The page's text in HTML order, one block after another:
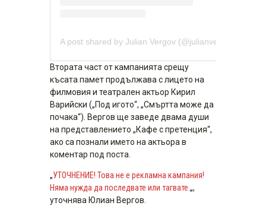
Втората част от кампанията срещу
късата памет продължава с лицето на
филмовия и театрален актьор Кирил
Варийски („Под игото“, „Смъртта може да
почака“). Вергов ще заведе двама души
на представлението „Кафе с претенция“,
ако са познали името на актьора в
коментар под поста.
„УТОЧНЕНИЕ! Това не е рекламна кампания!
Няма нужда да последвате или тагвате. „,
уточнява Юлиан Вергов.